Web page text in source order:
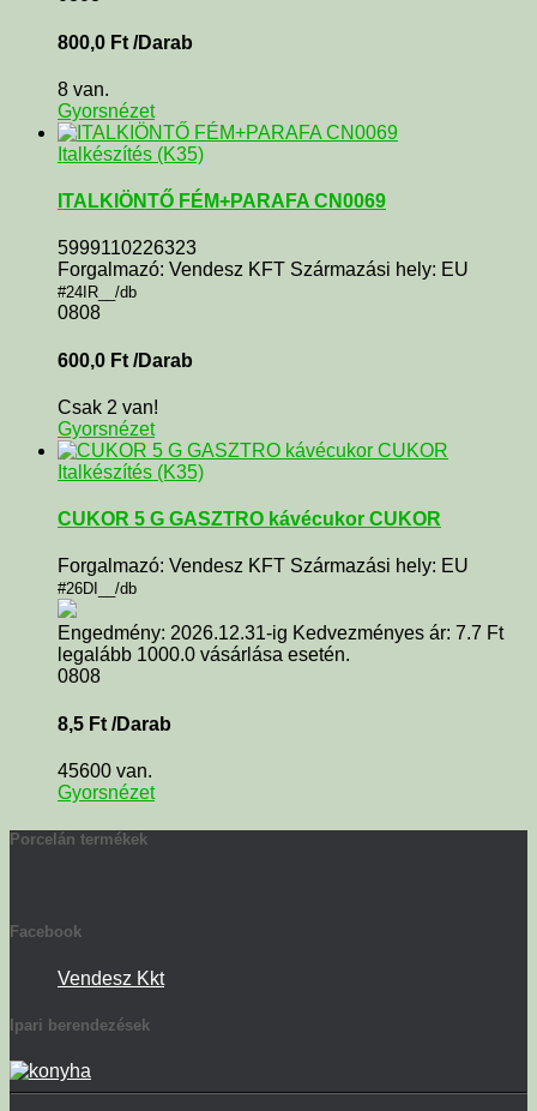
800,0 Ft /Darab
8 van.
Gyorsnézet
Italkészítés (K35)
ITALKIÖNTŐ FÉM+PARAFA CN0069
5999110226323
Forgalmazó: Vendesz KFT Származási hely: EU
#24IR__/db
0808
600,0 Ft /Darab
Csak 2 van!
Gyorsnézet
Italkészítés (K35)
CUKOR 5 G GASZTRO kávécukor CUKOR
Forgalmazó: Vendesz KFT Származási hely: EU
#26DI__/db
Engedmény: 2026.12.31-ig Kedvezményes ár: 7.7 Ft
legalább 1000.0 vásárlása esetén.
0808
8,5 Ft /Darab
45600 van.
Gyorsnézet
Porcelán termékek
Facebook
Vendesz Kkt
Ipari berendezések